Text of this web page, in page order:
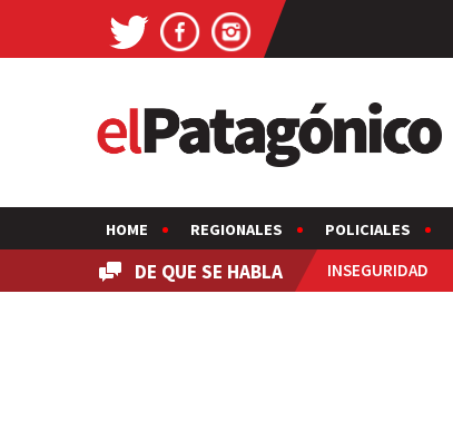
HOME REGIONALES POLICIALES
DE QUE SE HABLA INSEGURIDAD